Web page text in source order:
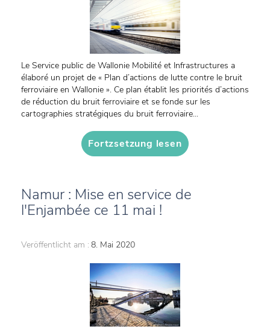
Le Service public de Wallonie Mobilité et Infrastructures a
élaboré un projet de « Plan d’actions de lutte contre le bruit
ferroviaire en Wallonie ». Ce plan établit les priorités d’actions
de réduction du bruit ferroviaire et se fonde sur les
cartographies stratégiques du bruit ferroviaire...
Fortzsetzung lesen
Namur : Mise en service de
l'Enjambée ce 11 mai !
Veröffentlicht am : 8. Mai 2020